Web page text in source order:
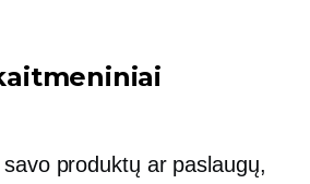
produktų ar paslaugų,